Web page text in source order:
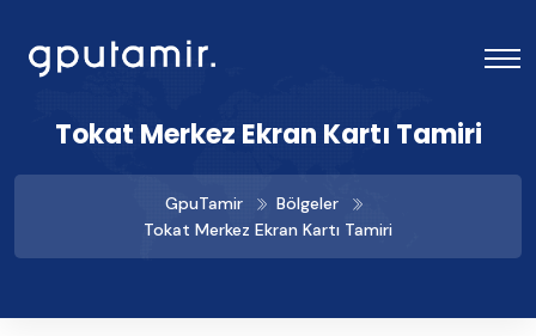
Tokat Merkez Ekran Kartı Tamiri
GpuTamir
Bölgeler
Tokat Merkez Ekran Kartı Tamiri